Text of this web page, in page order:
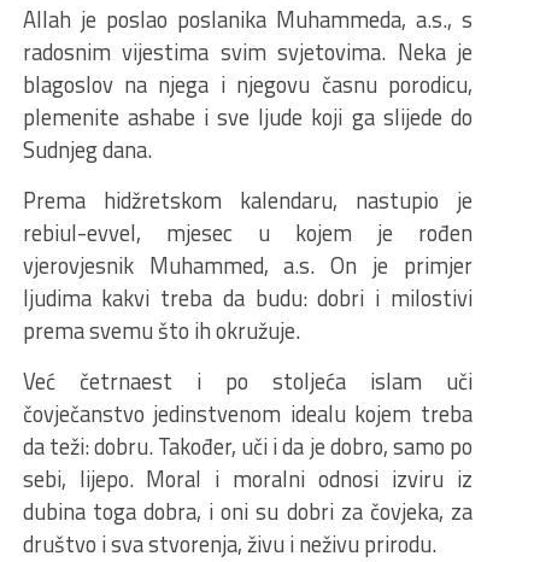
Allah je poslao poslanika Muhammeda, a.s., s
radosnim vijestima svim svjetovima. Neka je
blagoslov na njega i njegovu časnu porodicu,
plemenite ashabe i sve ljude koji ga slijede do
Sudnjeg dana.
Prema hidžretskom kalendaru, nastupio je
rebiul-evvel, mjesec u kojem je rođen
vjerovjesnik Muhammed, a.s. On je primjer
ljudima kakvi treba da budu: dobri i milostivi
prema svemu što ih okružuje.
Već četrnaest i po stoljeća islam uči
čovječanstvo jedinstvenom idealu kojem treba
da teži: dobru. Također, uči i da je dobro, samo po
sebi, lijepo. Moral i moralni odnosi izviru iz
dubina toga dobra, i oni su dobri za čovjeka, za
društvo i sva stvorenja, živu i neživu prirodu.